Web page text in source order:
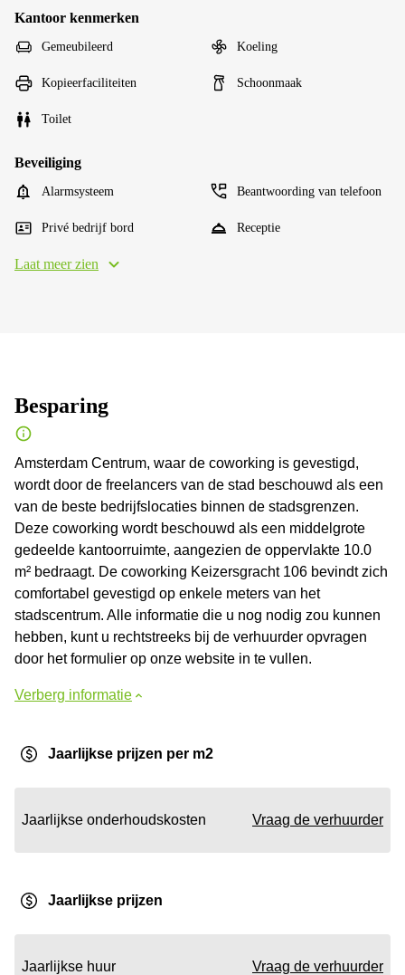
Kantoor kenmerken
Gemeubileerd Koeling
Kopieerfaciliteiten Schoonmaak
Toilet
Beveiliging
Alarmsysteem Beantwoording van telefoon
Privé bedrijf bord Receptie
Laat meer zien
Besparing
Amsterdam Centrum, waar de coworking is gevestigd,
wordt door de freelancers van de stad beschouwd als een
van de beste bedrijfslocaties binnen de stadsgrenzen.
Deze coworking wordt beschouwd als een middelgrote
gedeelde kantoorruimte, aangezien de oppervlakte 10.0
m² bedraagt. De coworking Keizersgracht 106 bevindt zich
comfortabel gevestigd op enkele meters van het
stadscentrum. Alle informatie die u nog nodig zou kunnen
hebben, kunt u rechtstreeks bij de verhuurder opvragen
door het formulier op onze website in te vullen.
Verberg informatie
Jaarlijkse prijzen per m2
Jaarlijkse onderhoudskosten Vraag de verhuurder
Jaarlijkse prijzen
Jaarlijkse huur Vraag de verhuurder